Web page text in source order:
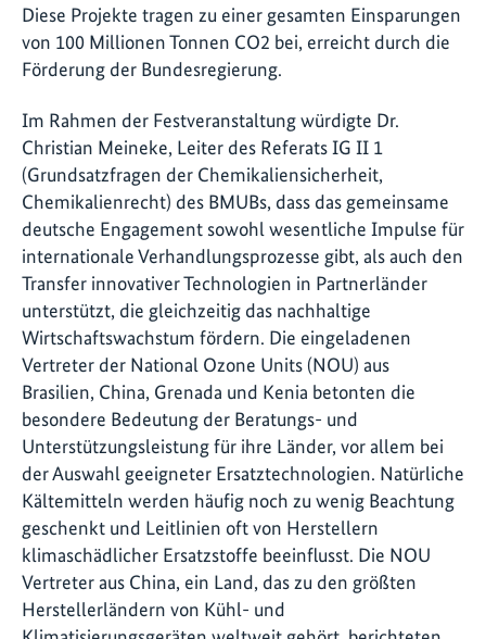
Diese Projekte tragen zu einer gesamten Einsparungen
von 100 Millionen Tonnen CO2 bei, erreicht durch die
Förderung der Bundesregierung.
Im Rahmen der Festveranstaltung würdigte Dr.
Christian Meineke, Leiter des Referats IG II 1
(Grundsatzfragen der Chemikaliensicherheit,
Chemikalienrecht) des BMUBs, dass das gemeinsame
deutsche Engagement sowohl wesentliche Impulse für
internationale Verhandlungsprozesse gibt, als auch den
Transfer innovativer Technologien in Partnerländer
unterstützt, die gleichzeitig das nachhaltige
Wirtschaftswachstum fördern. Die eingeladenen
Vertreter der National Ozone Units (NOU) aus
Brasilien, China, Grenada und Kenia betonten die
besondere Bedeutung der Beratungs- und
Unterstützungsleistung für ihre Länder, vor allem bei
der Auswahl geeigneter Ersatztechnologien. Natürliche
Kältemitteln werden häufig noch zu wenig Beachtung
geschenkt und Leitlinien oft von Herstellern
klimaschädlicher Ersatzstoffe beeinflusst. Die NOU
Vertreter aus China, ein Land, das zu den größten
Herstellerländern von Kühl- und